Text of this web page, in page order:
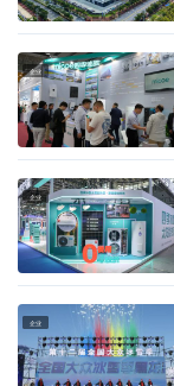
企业
企业
企业